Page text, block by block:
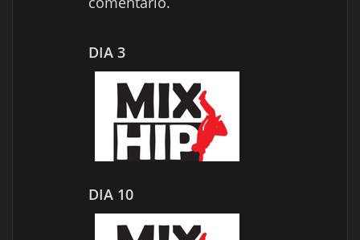
DIA 3
DIA 10